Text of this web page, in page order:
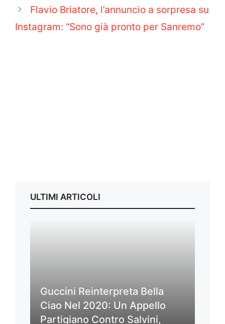
Flavio Briatore, l’annuncio a sorpresa su
Instagram: “Sono già pronto per Sanremo”
ULTIMI ARTICOLI
Guccini Reinterpreta Bella
Ciao Nel 2020: Un Appello
Partigiano Contro Salvini,